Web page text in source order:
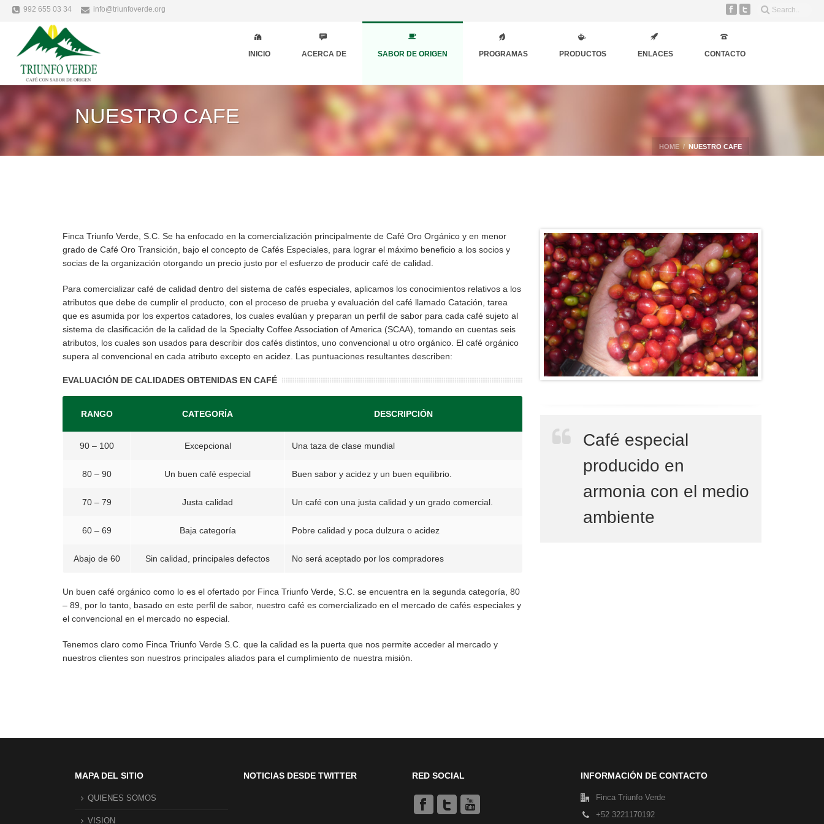
992 655 03 34 info@triunfoverde.org
INICIO ACERCA DE SABOR DE ORIGEN PROGRAMAS PRODUCTOS ENLACES CONTACTO
NUESTRO CAFE
HOME / NUESTRO CAFE
Finca Triunfo Verde, S.C. Se ha enfocado en la comercialización principalmente de Café Oro Orgánico y en menor
grado de Café Oro Transición, bajo el concepto de Cafés Especiales, para lograr el máximo beneficio a los socios y
socias de la organización otorgando un precio justo por el esfuerzo de producir café de calidad.
Para comercializar café de calidad dentro del sistema de cafés especiales, aplicamos los conocimientos relativos a los
atributos que debe de cumplir el producto, con el proceso de prueba y evaluación del café llamado Catación, tarea
que es asumida por los expertos catadores, los cuales evalúan y preparan un perfil de sabor para cada café sujeto al
sistema de clasificación de la calidad de la Specialty Coffee Association of America (SCAA), tomando en cuentas seis
atributos, los cuales son usados para describir dos cafés distintos, uno convencional u otro orgánico. El café orgánico
supera al convencional en cada atributo excepto en acidez. Las puntuaciones resultantes describen:
EVALUACIÓN DE CALIDADES OBTENIDAS EN CAFÉ
RANGO CATEGORÍA DESCRIPCIÓN
90 – 100 Excepcional Una taza de clase mundial
80 – 90 Un buen café especial Buen sabor y acidez y un buen equilibrio.
70 – 79 Justa calidad Un café con una justa calidad y un grado comercial.
60 – 69 Baja categoría Pobre calidad y poca dulzura o acidez
Abajo de 60 Sin calidad, principales defectos No será aceptado por los compradores
Un buen café orgánico como lo es el ofertado por Finca Triunfo Verde, S.C. se encuentra en la segunda categoría, 80
– 89, por lo tanto, basado en este perfil de sabor, nuestro café es comercializado en el mercado de cafés especiales y
el convencional en el mercado no especial.
Tenemos claro como Finca Triunfo Verde S.C. que la calidad es la puerta que nos permite acceder al mercado y
nuestros clientes son nuestros principales aliados para el cumplimiento de nuestra misión.
Café especial
producido en
armonia con el medio
ambiente
MAPA DEL SITIO
QUIENES SOMOS
VISION
NOTICIAS DESDE TWITTER RED SOCIAL INFORMACIÓN DE CONTACTO
Finca Triunfo Verde
+52 3221170192